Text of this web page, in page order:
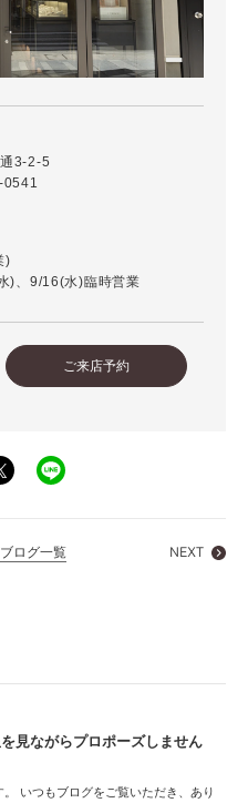
3-2-5
)
)、9/16(水)臨時営業
ご来店予約
ログ一覧 NEXT
見ながらプロポーズしません
いつもブログをご覧いただき、あり